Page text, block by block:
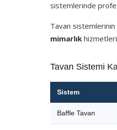
sistemlerinde
Tavan sistemlerinin
mimarlık
Tavan Sistemi
Sistem
Baffle Tavan